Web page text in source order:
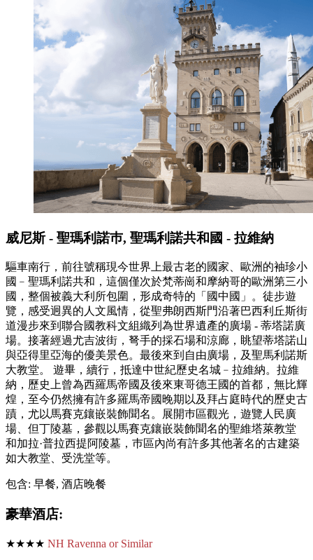
威尼斯 - 聖瑪利諾巿, 聖瑪利諾共和國 - 拉維納
驅車南行，前往號稱現今世界上最古老的國家、歐洲的袖珍小
國﹣聖瑪利諾共和，這個僅次於梵蒂崗和摩納哥的歐洲第三小
國，整個被義大利所包圍，形成奇特的「國中國」。徒步遊
覽，感受迥異的人文風情，從聖弗朗西斯門沿著巴西利丘斯街
道漫步來到聯合國教科文組織列為世界遺產的廣場 - 蒂塔諾廣
場。接著經過尤吉波街，弩手的採石場和涼廊，眺望蒂塔諾山
與亞得里亞海的優美景色。最後來到自由廣場，及聖馬利諾斯
大教堂。 遊畢，續行，抵達中世紀歷史名城﹣拉維納。拉維
納，歷史上曾為西羅馬帝國及後來東哥德王國的首都，無比輝
煌，至今仍然擁有許多羅馬帝國晚期以及拜占庭時代的歷史古
蹟，尤以馬賽克鑲嵌裝飾聞名。展開巿區觀光，遊覽人民廣
場、但丁陵墓，參觀以馬賽克鑲嵌裝飾聞名的聖維塔萊教堂
和加拉·普拉西提阿陵墓，巿區內尚有許多其他著名的古建築
如大教堂、受洗堂等。
包含: 早餐, 酒店晚餐
豪華酒店:
★★★★ NH Ravenna or Similar